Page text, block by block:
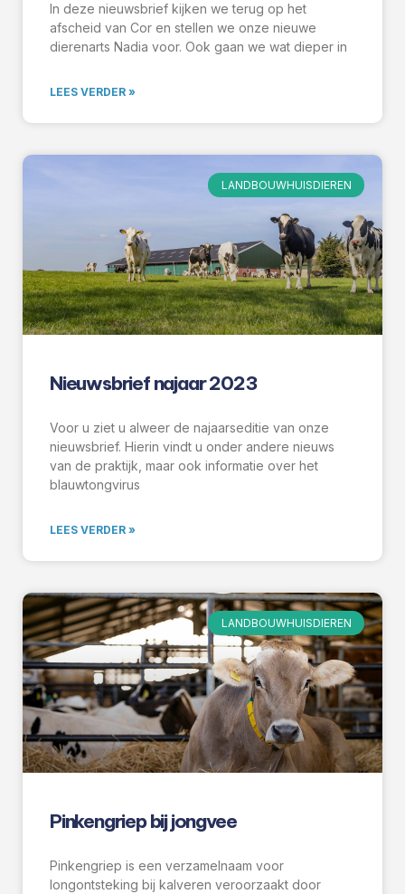
In deze nieuwsbrief kijken we terug op het
afscheid van Cor en stellen we onze nieuwe
dierenarts Nadia voor. Ook gaan we wat dieper in
LEES VERDER »
LANDBOUWHUISDIEREN
Nieuwsbrief najaar 2023
Voor u ziet u alweer de najaarseditie van onze
nieuwsbrief. Hierin vindt u onder andere nieuws
van de praktijk, maar ook informatie over het
blauwtongvirus
LEES VERDER »
LANDBOUWHUISDIEREN
Pinkengriep bij jongvee
Pinkengriep is een verzamelnaam voor
longontsteking bij kalveren veroorzaakt door